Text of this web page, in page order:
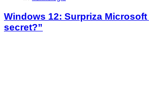
Windows 12: Surpriza
secret?”